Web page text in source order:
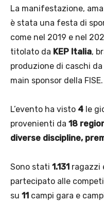
La manifestazione,
è stata una festa di
come nel 2019 e nel
titolato da KEP Italia,
produzione di caschi
main sponsor della FISE.
L’evento ha visto 4 le
provenienti da 18
diverse discipline,
Sono stati 1.131 ragazzi
partecipato alle
su 11 campi gara e